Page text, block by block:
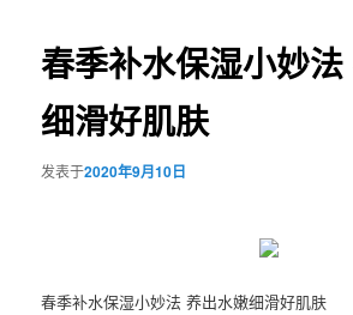
春季补水保湿小妙
细滑好肌肤
发表于2020年9月10日
春季补水保湿小妙法 养出水嫩细滑好肌肤